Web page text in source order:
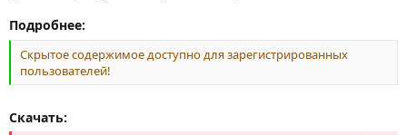
Подробнее:
Скрытое содержимое доступно для зарегистрированных
пользователей!
Скачать: